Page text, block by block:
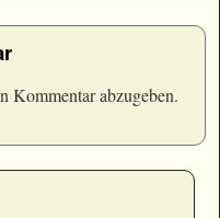
Kommentar abzugeben.